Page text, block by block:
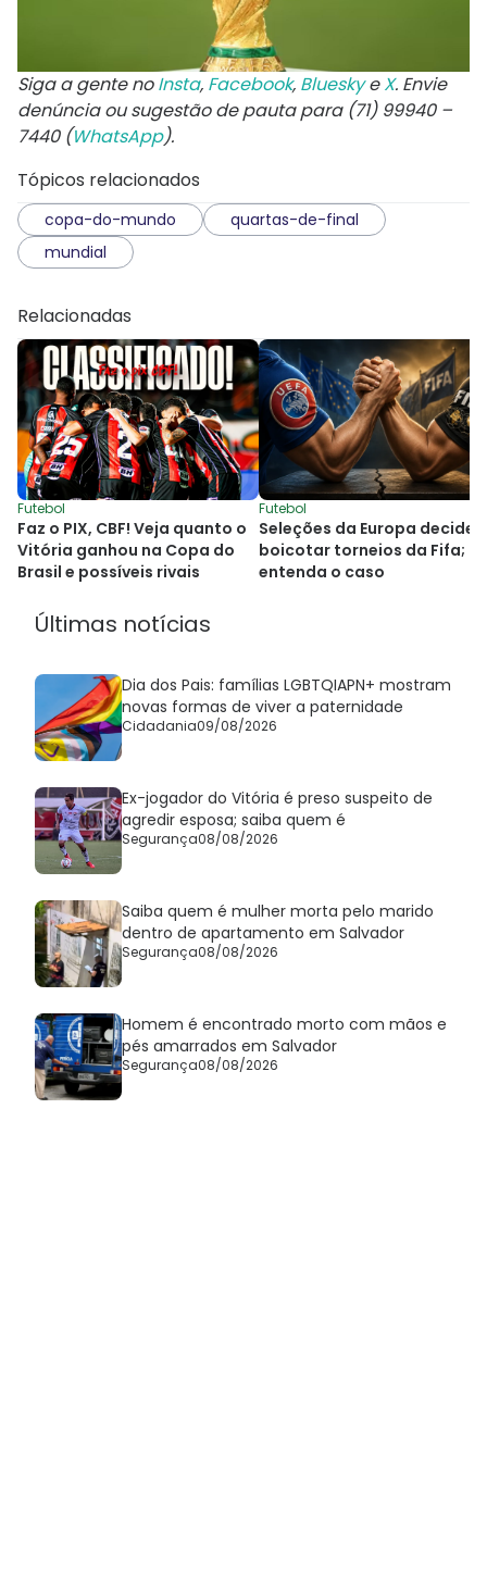
Siga a gente noInsta, Facebook, BlueskyeX. Envie
denúncia ou sugestão de pauta para (71) 99940 –
7440 (WhatsApp).
Tópicos relacionados
copa-do-mundo
quartas-de-final
mundial
Relacionadas
Futebol
Faz o PIX, CBF! Veja quanto o
Vitória ganhou na Copa do
Brasil e possíveis rivais
Futebol
Seleções da Europa
boicotar torneios da Fifa;
entenda o caso
Últimas notícias
Dia dos Pais: famílias LGBTQIAPN+ mostram
novas formas de viver a paternidade
Cidadania09/08/2026
Ex-jogador do Vitória é preso suspeito de
agredir esposa; saiba quem é
Segurança08/08/2026
Saiba quem é mulher morta pelo marido
dentro de apartamento em Salvador
Segurança08/08/2026
Homem é encontrado morto com mãos e
pés amarrados em Salvador
Segurança08/08/2026